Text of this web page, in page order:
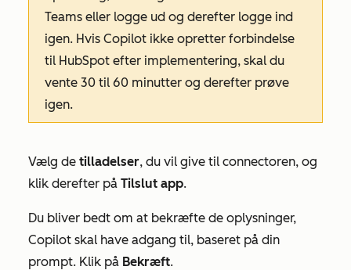
Teams eller logge ud og derefter logge ind
igen. Hvis Copilot ikke opretter forbindelse
til HubSpot efter implementering, skal du
vente 30 til 60 minutter og derefter prøve
igen.
Vælg de tilladelser, du vil give til connectoren, og
klik derefter på Tilslut app.
Du bliver bedt om at bekræfte de oplysninger,
Copilot skal have adgang til, baseret på din
prompt. Klik på Bekræft.